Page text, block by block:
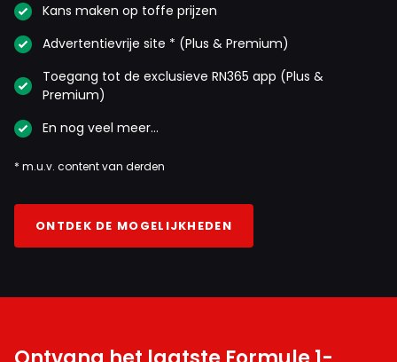
Kans maken op toffe prijzen
Advertentievrije site * (Plus & Premium)
Toegang tot de exclusieve RN365 app (Plus &
Premium)
En nog veel meer…
* m.u.v. content van derden
ONTDEK DE MOGELIJKHEDEN